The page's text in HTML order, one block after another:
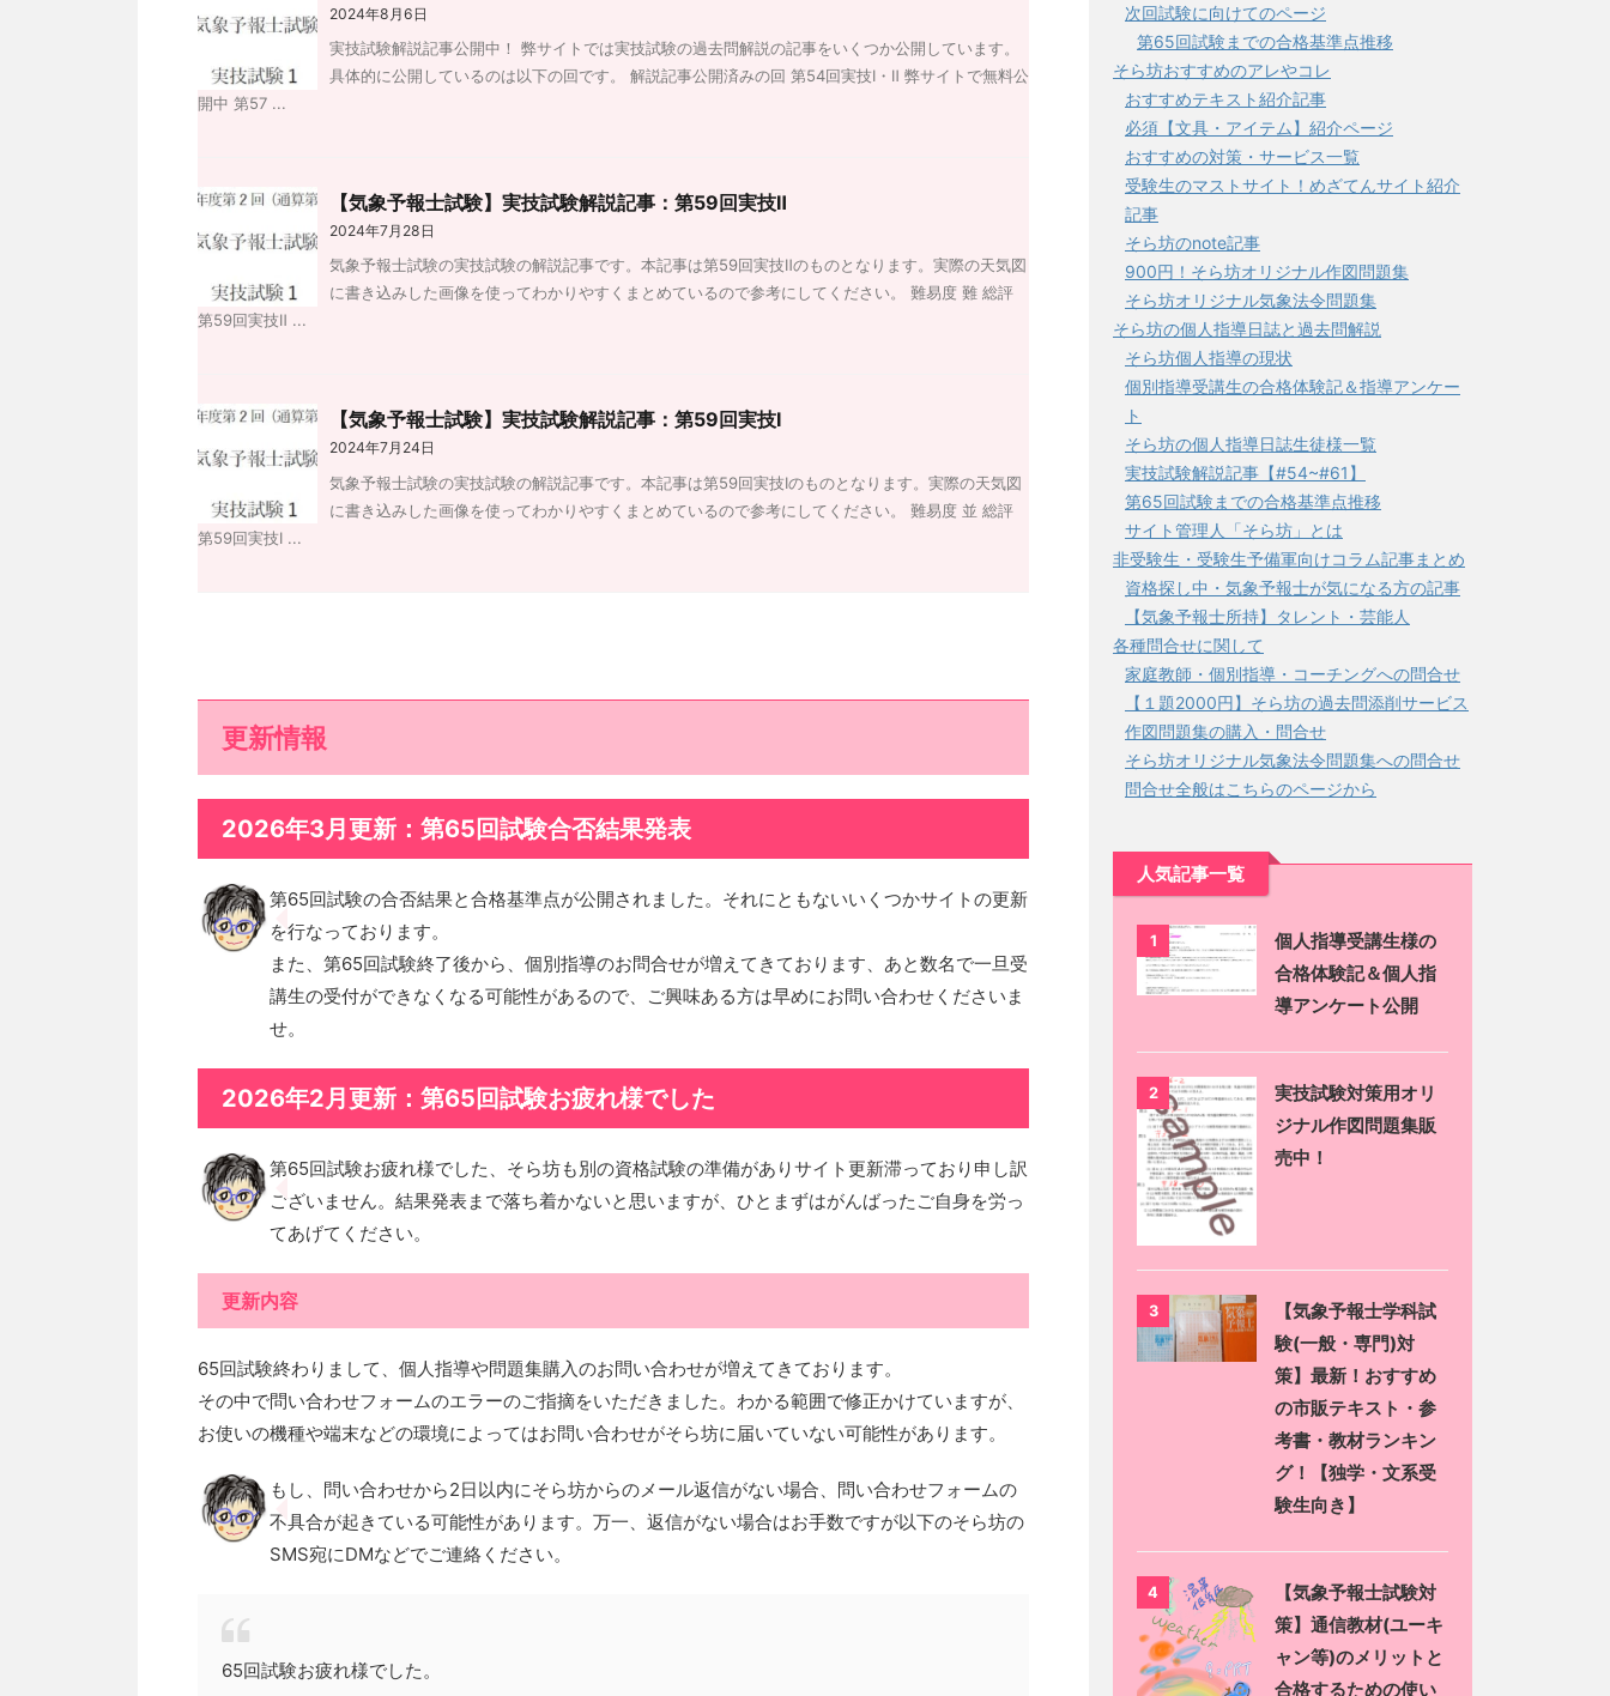
2024年8月6日
実技試験解説記事公開中！ 弊サイトでは実技試験の過去問解説の記事をいくつか公開しています。
具体的に公開しているのは以下の回です。 解説記事公開済みの回 第54回実技Ⅰ・Ⅱ 弊サイトで無料公
開中 第57 ...
【気象予報士試験】実技試験解説記事：第59回実技Ⅱ
2024年7月28日
気象予報士試験の実技試験の解説記事です。本記事は第59回実技Ⅱのものとなります。実際の天気図
に書き込みした画像を使ってわかりやすくまとめているので参考にしてください。 難易度 難 総評
第59回実技Ⅱ ...
【気象予報士試験】実技試験解説記事：第59回実技Ⅰ
2024年7月24日
気象予報士試験の実技試験の解説記事です。本記事は第59回実技Ⅰのものとなります。実際の天気図
に書き込みした画像を使ってわかりやすくまとめているので参考にしてください。 難易度 並 総評
第59回実技Ⅰ ...
更新情報
2026年3月更新：第65回試験合否結果発表
第65回試験の合否結果と合格基準点が公開されました。それにともないいくつかサイトの更新
を行なっております。
また、第65回試験終了後から、個別指導のお問合せが増えてきております、あと数名で一旦受
講生の受付ができなくなる可能性があるので、ご興味ある方は早めにお問い合わせくださいま
せ。
2026年2月更新：第65回試験お疲れ様でした
第65回試験お疲れ様でした、そら坊も別の資格試験の準備がありサイト更新滞っており申し訳
ございません。結果発表まで落ち着かないと思いますが、ひとまずはがんばったご自身を労っ
てあげてください。
更新内容
65回試験終わりまして、個人指導や問題集購入のお問い合わせが増えてきております。
その中で問い合わせフォームのエラーのご指摘をいただきました。わかる範囲で修正かけていますが、
お使いの機種や端末などの環境によってはお問い合わせがそら坊に届いていない可能性があります。
もし、問い合わせから2日以内にそら坊からのメール返信がない場合、問い合わせフォームの
不具合が起きている可能性があります。万一、返信がない場合はお手数ですが以下のそら坊の
SMS宛にDMなどでご連絡ください。
65回試験お疲れ様でした。
次回試験に向けてのページ
第65回試験までの合格基準点推移
そら坊おすすめのアレやコレ
おすすめテキスト紹介記事
必須【文具・アイテム】紹介ページ
おすすめの対策・サービス一覧
受験生のマストサイト！めざてんサイト紹介
記事
そら坊のnote記事
900円！そら坊オリジナル作図問題集
そら坊オリジナル気象法令問題集
そら坊の個人指導日誌と過去問解説
そら坊個人指導の現状
個別指導受講生の合格体験記＆指導アンケー
ト
そら坊の個人指導日誌生徒様一覧
実技試験解説記事【#54~#61】
第65回試験までの合格基準点推移
サイト管理人「そら坊」とは
非受験生・受験生予備軍向けコラム記事まとめ
資格探し中・気象予報士が気になる方の記事
【気象予報士所持】タレント・芸能人
各種問合せに関して
家庭教師・個別指導・コーチングへの問合せ
【１題2000円】そら坊の過去問添削サービス
作図問題集の購入・問合せ
そら坊オリジナル気象法令問題集への問合せ
問合せ全般はこちらのページから
人気記事一覧
1
個人指導受講生様の
合格体験記＆個人指
導アンケート公開
2
実技試験対策用オリ
ジナル作図問題集販
売中！
3
【気象予報士学科試
験(一般・専門)対
策】最新！おすすめ
の市販テキスト・参
考書・教材ランキン
グ！【独学・文系受
験生向き】
4
【気象予報士試験対
策】通信教材(ユーキ
ャン等)のメリットと
合格するための使い